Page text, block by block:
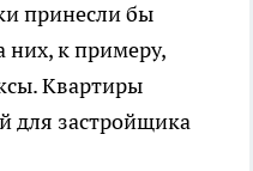
принесли бы
них, к примеру,
Квартиры
для застройщика